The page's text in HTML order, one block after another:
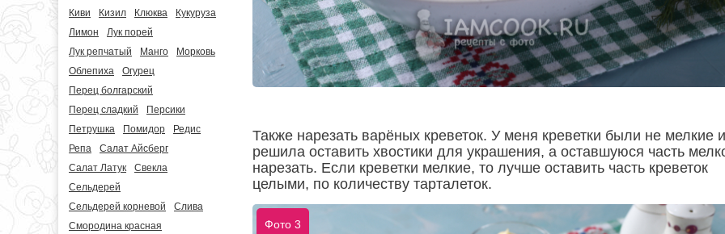
Киви
Кизил Клюква
Кукуруза
Лимон
Лук порей
Лук репчатый
Манго
Морковь
Облепиха
Огурец
Перец болгарский
Перец сладкий
Персики
Петрушка
Помидор
Редис
Репа
Салат Айсберг
Салат Латук
Свекла
Сельдерей
Сельдерей корневой
Слива
Смородина красная
Также нарезать варёных креветок. У меня креветки были не мелкие
решила оставить хвостики для украшения, а оставшуюся часть
нарезать. Если креветки мелкие, то лучше оставить часть креветок
целыми, по количеству тарталеток.
Фото 3